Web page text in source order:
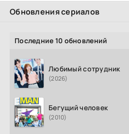
Обновления сериалов
Последние 10 обновлений
Любимый сотрудник
(2026)
Бегущий человек
(2010)